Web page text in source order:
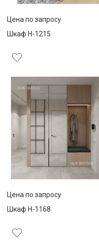
Цена по запросу
Шкаф Н-1215
Цена по запросу
Шкаф Н-1168